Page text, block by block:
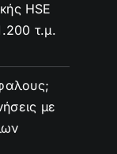
HSE
τ.μ.
με